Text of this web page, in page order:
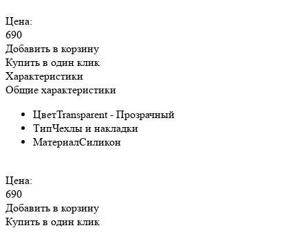
Цена:
690
Добавить в корзину
Купить в один клик
Характеристики
Общие характеристики
ЦветTransparent - Прозрачный
ТипЧехлы и накладки
МатериалСиликон
Цена:
690
Добавить в корзину
Купить в один клик